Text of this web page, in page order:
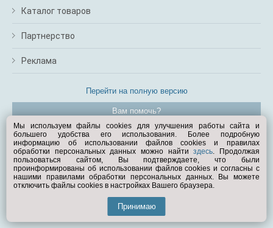
Каталог товаров
Партнерство
Реклама
Перейти на полную версию
Вам помочь?
© Exist.ru 1998—2026
Мы используем файлы cookies для улучшения работы сайта и
большего удобства его использования. Более подробную
информацию об использовании файлов cookies и правилах
обработки персональных данных можно найтиздесь. Продолжая
пользоваться сайтом, Вы подтверждаете, что были
проинформированы об использовании файлов cookies и согласны с
нашими правилами обработки персональных данных. Вы можете
отключить файлы cookies в настройках Вашего браузера.
Принимаю